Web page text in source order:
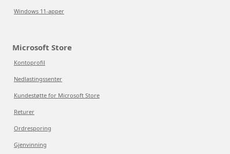
Windows 11-apper
Microsoft Store
Kontoprofil
Nedlastingssenter
Kundestøtte for Microsoft Store
Returer
Ordresporing
Gjenvinning